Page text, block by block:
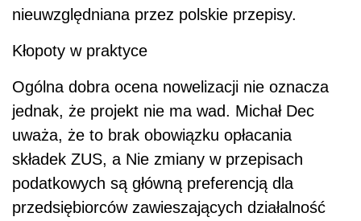
nieuwzględniana przez polskie przepisy.
Kłopoty w praktyce
Ogólna dobra ocena nowelizacji nie oznacza
jednak, że projekt nie ma wad. Michał Dec
uważa, że to brak obowiązku opłacania
składek ZUS, a Nie zmiany w przepisach
podatkowych są główną preferencją dla
przedsiębiorców zawieszających działalność